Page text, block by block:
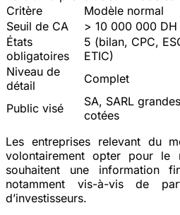
Critère
Modèle normal
Seuil de CA
> 10 000 000 DH
États
obligatoires
5 (bilan, CPC,
ETIC)
Niveau de
détail
Complet
Public visé
SA, SARL
cotées
Les entreprises relevant du
volontairement opter pour le
souhaitent une information
notamment vis-à-vis de
d’investisseurs.